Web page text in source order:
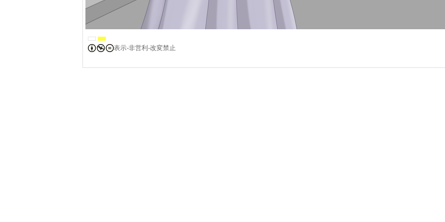
表示-非営利-改変禁止